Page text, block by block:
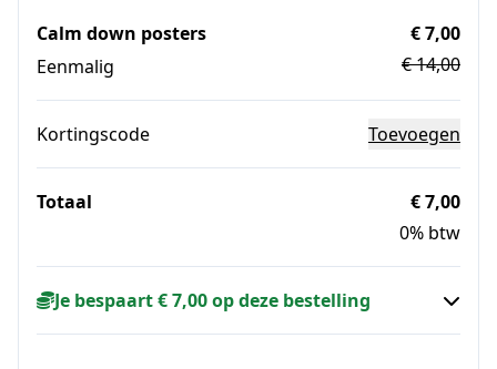
Calm down posters
Eenmalig
€ 7,00
€ 14,00
Kortingscode Toevoegen
Totaal
€ 7,00
0% btw
Je bespaart € 7,00 op deze bestelling